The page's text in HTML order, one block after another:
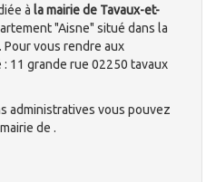
à la mairie de Tavaux-et-
"Aisne" situé dans la
vous rendre aux
11 grande rue 02250 tavaux
administratives vous pouvez
de .